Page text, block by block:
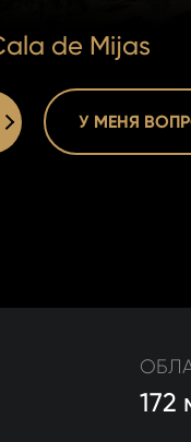
de Mijas
У МЕНЯ
172